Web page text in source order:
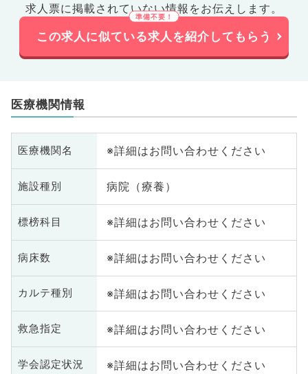
求人票に掲載されていない情報をお伝えします。
この求人に似ている求人を紹介してもらう
医療機関情報
医療機関名 ※詳細はお問い合わせください
施設種別 病院（療養）
標榜科目 ※詳細はお問い合わせください
病床数 ※詳細はお問い合わせください
カルテ種別 ※詳細はお問い合わせください
救急指定 ※詳細はお問い合わせください
学会認定状況 ※詳細はお問い合わせください